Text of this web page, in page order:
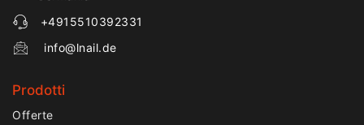
+4915510392331
info@lnail.de
Prodotti
Offerte